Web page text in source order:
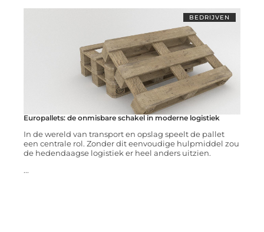
BEDRIJVEN
Europallets: de onmisbare schakel in moderne logistiek
In de wereld van transport en opslag speelt de pallet
een centrale rol. Zonder dit eenvoudige hulpmiddel zou
de hedendaagse logistiek er heel anders uitzien.
...